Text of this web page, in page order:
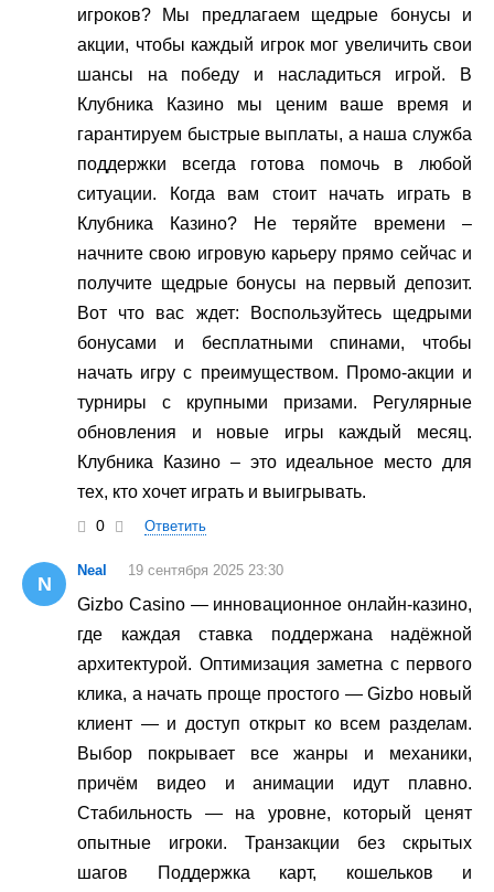
игроков? Мы предлагаем щедрые бонусы и
акции, чтобы каждый игрок мог увеличить свои
шансы на победу и насладиться игрой. В
Клубника Казино мы ценим ваше время и
гарантируем быстрые выплаты, а наша служба
поддержки всегда готова помочь в любой
ситуации. Когда вам стоит начать играть в
Клубника Казино? Не теряйте времени –
начните свою игровую карьеру прямо сейчас и
получите щедрые бонусы на первый депозит.
Вот что вас ждет: Воспользуйтесь щедрыми
бонусами и бесплатными спинами, чтобы
начать игру с преимуществом. Промо-акции и
турниры с крупными призами. Регулярные
обновления и новые игры каждый месяц.
Клубника Казино – это идеальное место для
тех, кто хочет играть и выигрывать.
0 Ответить
N
Neal 19 сентября 2025 23:30
Gizbo Casino — инновационное онлайн-казино,
где каждая ставка поддержана надёжной
архитектурой. Оптимизация заметна с первого
клика, а начать проще простого — Gizbo новый
клиент — и доступ открыт ко всем разделам.
Выбор покрывает все жанры и механики,
причём видео и анимации идут плавно.
Стабильность — на уровне, который ценят
опытные игроки. Транзакции без скрытых
шагов Поддержка карт, кошельков и